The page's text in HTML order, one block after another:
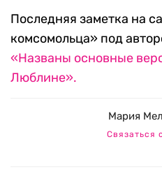
Последняя заметка на
комсомольца» под
«Названы основные
Люблине».
Мария
Связаться